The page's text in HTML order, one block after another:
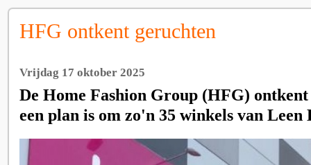
HFG ontkent geruchten
Vrijdag 17 oktober 2025
De Home Fashion Group (HFG)
een plan is om zo'n 35 winkels van